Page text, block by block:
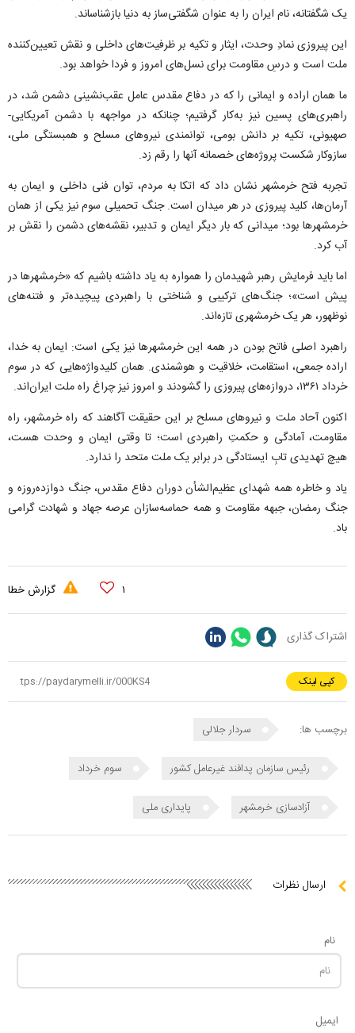
یک شگفتانه، نام ایران را به عنوان شگفتی‌ساز به دنیا بازشناساند.
این پیروزی نمادِ وحدت، ایثار و تکیه بر ظرفیت‌های داخلی و نقش تعیین‌کننده
ملت است و درسِ مقاومت برای نسل‌های امروز و فردا خواهد بود.
ما همان اراده و ایمانی را که در دفاع مقدس عامل عقب‌نشینی دشمن شد، در
راهبری‌های پسین نیز به‌کار گرفتیم؛ چنانکه در مواجهه با دشمن آمریکایی-
صهیونی، تکیه بر دانش بومی، توانمندی نیرو‌های مسلح و همبستگی ملی،
سازوکار شکست پروژه‌های خصمانه آنها را رقم زد.
تجربه فتح خرمشهر نشان داد که اتکا به مردم، توان فنی داخلی و ایمان به
آرمان‌ها، کلید پیروزی در هر میدان است. جنگ تحمیلی سوم نیز یکی از همان
خرمشهر‌ها بود؛ میدانی که بار دیگر ایمان و تدبیر، نقشه‌های دشمن را نقش بر
آب کرد.
اما باید فرمایش رهبر شهیدمان را همواره به یاد داشته باشیم که «خرمشهر‌ها در
پیش است»؛ جنگ‌های ترکیبی و شناختی با راهبردی پیچیده‌تر و فتنه‌های
نوظهور، هر یک خرمشهری تازه‌اند.
راهبرد اصلی فاتح بودن در همه این خرمشهر‌ها نیز یکی است: ایمان به خدا،
اراده جمعی، استقامت، خلاقیت و هوشمندی. همان کلیدواژه‌هایی که در سوم
خرداد ۱۳۶۱، دروازه‌های پیروزی را گشودند و امروز نیز چراغ راه ملت ایران‌اند.
اکنون آحاد ملت و نیرو‌های مسلح بر این حقیقت آگاهند که راه خرمشهر، راه
مقاومت، آمادگی و حکمتِ راهبردی است؛ تا وقتی ایمان و وحدت هست،
هیچ تهدیدی تابِ ایستادگی در برابر یک ملت متحد را ندارد.
یاد و خاطره همه شهدای عظیم‌الشأن دوران دفاع مقدس، جنگ دوازده‌روزه و
جنگ رمضان، جبهه مقاومت و همه حماسه‌سازان عرصه جهاد و شهادت گرامی
باد.
۱ گزارش خطا
اشتراک گذاری
کپی لینک
برچسب ها: سردار جلالی
رئیس سازمان پدافند غیرعامل کشور سوم خرداد
آزادسازی خرمشهر پایداری ملی
ارسال نظرات
نام
ایمیل